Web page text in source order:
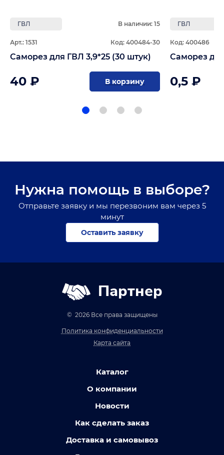
ГВЛ В наличии: 15
Арт.: 1531 Код: 400484-30
Саморез для ГВЛ 3,9*25 (30 штук)
40 ₽ В корзину
ГВЛ
Код: 400486
Саморез
0,5 ₽
Нужна помощь в выборе?
Отправьте заявку и мы перезвоним вам через 5
минут
Оставить заявку
Партнер
© 2026 Все права защищены
Политика конфиденциальности
Карта сайта
Каталог
О компании
Новости
Как сделать заказ
Доставка и самовывоз